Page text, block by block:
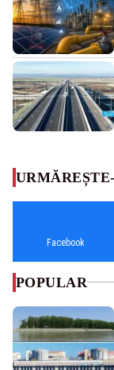
Facebook
POPULAR